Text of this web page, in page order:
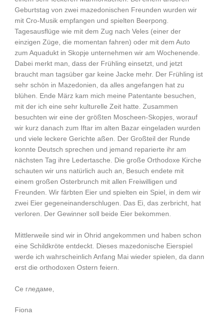
Geburtstag von zwei mazedonischen Freunden wurden wir
mit Cro-Musik empfangen und spielten Beerpong.
Tagesausflüge wie mit dem Zug nach Veles (einer der
einzigen Züge, die momentan fahren) oder mit dem Auto
zum Aquadukt in Skopje unternehmen wir am Wochenende.
Dabei merkt man, dass der Frühling einsetzt, und jetzt
braucht man tagsüber gar keine Jacke mehr. Der Frühling ist
sehr schön in Mazedonien, da alles angefangen hat zu
blühen. Ende März kam mich meine Patentante besuchen,
mit der ich eine sehr kulturelle Zeit hatte. Zusammen
besuchten wir eine der größten Moscheen-Skopjes, worauf
wir kurz danach zum Iftar im alten Bazar eingeladen wurden
und viele leckere Gerichte aßen. Der Großteil der Runde
konnte Deutsch sprechen und jemand reparierte ihr am
nächsten Tag ihre Ledertasche. Die große Orthodoxe Kirche
schauten wir uns natürlich auch an, Besuch endete mit
einem großen Osterbrunch mit allen Freiwilligen und
Freunden. Wir färbten Eier und spielten ein Spiel, in dem wir
zwei Eier gegeneinanderschlugen. Das Ei, das zerbricht, hat
verloren. Der Gewinner soll beide Eier bekommen.
Mittlerweile sind wir in Ohrid angekommen und haben schon
eine Schildkröte entdeckt. Dieses mazedonische Eierspiel
werde ich wahrscheinlich Anfang Mai wieder spielen, da dann
erst die orthodoxen Ostern feiern.
Се гледаме,
Fiona